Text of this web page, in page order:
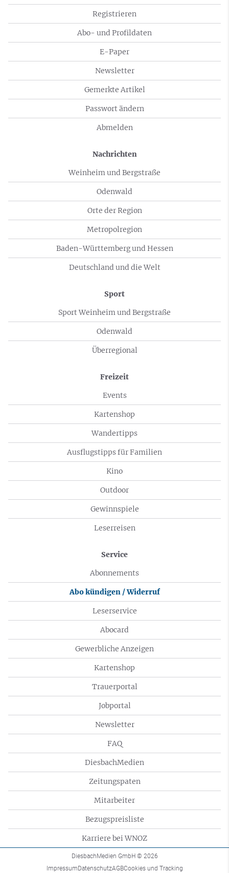
Registrieren
Abo- und Profildaten
E-Paper
Newsletter
Gemerkte Artikel
Passwort ändern
Abmelden
Nachrichten
Weinheim und Bergstraße
Odenwald
Orte der Region
Metropolregion
Baden-Württemberg und Hessen
Deutschland und die Welt
Sport
Sport Weinheim und Bergstraße
Odenwald
Überregional
Freizeit
Events
Kartenshop
Wandertipps
Ausflugstipps für Familien
Kino
Outdoor
Gewinnspiele
Leserreisen
Service
Abonnements
Abo kündigen / Widerruf
Leserservice
Abocard
Gewerbliche Anzeigen
Kartenshop
Trauerportal
Jobportal
Newsletter
FAQ
DiesbachMedien
Zeitungspaten
Mitarbeiter
Bezugspreisliste
Karriere bei WNOZ
DiesbachMedien GmbH © 2026
ImpressumDatenschutzAGBCookies und Tracking